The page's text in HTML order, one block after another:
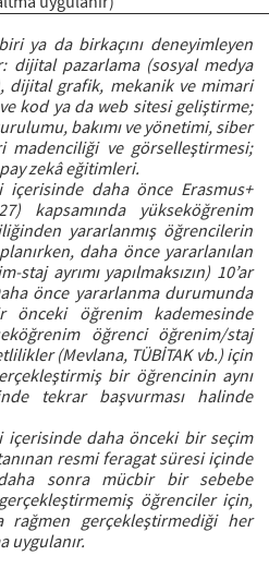
ya da birkaçını deneyimleyen
dijital pazarlama (sosyal medya
dijital grafik, mekanik ve mimari
ve kod ya da web sitesi geliştirme;
bakımı ve yönetimi, siber
ve görselleştirmesi;
zekâ eğitimleri.
içerisinde daha önce Erasmus+
kapsamında yükseköğrenim
yararlanmış öğrencilerin
daha önce yararlanılan
ayrımı yapılmaksızın) 10’ar
önce yararlanma durumunda
önceki öğrenim kademesinde
öğrenci öğrenim/staj
(Mevlana, TÜBİTAK vb.) için
bir öğrencinin aynı
tekrar başvurması halinde
içerisinde daha önceki bir seçim
resmi feragat süresi içinde
sonra mücbir bir sebebe
öğrenciler için,
rağmen gerçekleştirmediği her
uygulanır.